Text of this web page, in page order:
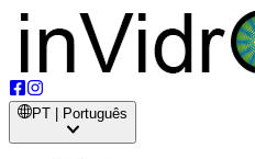
PT | Português